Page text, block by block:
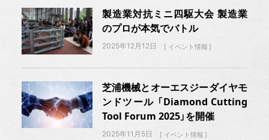
製造業対抗ミニ四駆大会 製造業
のプロが本気でバトル
2025年12月12日 イベント情報
芝浦機械とオーエスジーダイヤモ
ンドツール 「Diamond Cutting
Tool Forum 2025」を開催
2025年11月5日 イベント情報